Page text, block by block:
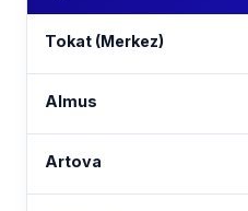
Tokat (Merkez)
Almus
Artova